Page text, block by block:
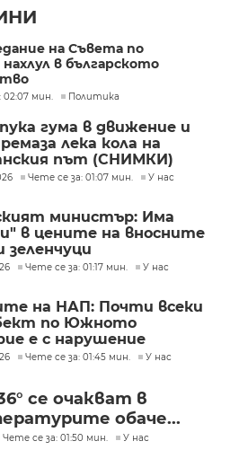
на Съвета по
в българското
02:07 мин. Политика
гума в движение и
лека кола на
път (СНИМКИ)
Чете се за: 01:07 мин. У нас
министър: Има
в цените на вносните
зеленчуци
Чете се за: 01:17 мин. У нас
на НАП: Почти всеки
по Южното
е с нарушение
Чете се за: 01:45 мин. У нас
се очакват в
обаче...
Чете се за: 01:50 мин. У нас